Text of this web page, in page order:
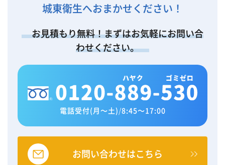
城東衛生へおまかせください！
お見積もり無料！まずはお気軽にお問い合
わせください。
電話受付(月～土) /8:45～17:00
お問い合わせはこちら